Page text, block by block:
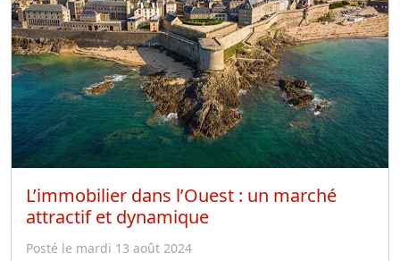
L’immobilier dans l’Ouest : un marché
attractif et dynamique
Posté le mardi 13 août 2024